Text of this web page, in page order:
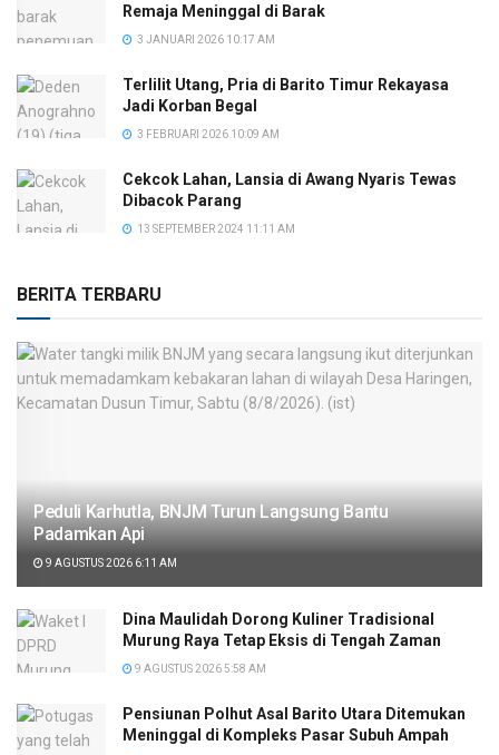
Remaja Meninggal di Barak
3 JANUARI 2026 10:17 AM
Terlilit Utang, Pria di Barito Timur Rekayasa
Jadi Korban Begal
3 FEBRUARI 2026 10:09 AM
Cekcok Lahan, Lansia di Awang Nyaris Tewas
Dibacok Parang
13 SEPTEMBER 2024 11:11 AM
BERITA TERBARU
Peduli Karhutla, BNJM Turun Langsung Bantu
Padamkan Api
9 AGUSTUS 2026 6:11 AM
Dina Maulidah Dorong Kuliner Tradisional
Murung Raya Tetap Eksis di Tengah Zaman
9 AGUSTUS 2026 5:58 AM
Pensiunan Polhut Asal Barito Utara Ditemukan
Meninggal di Kompleks Pasar Subuh Ampah